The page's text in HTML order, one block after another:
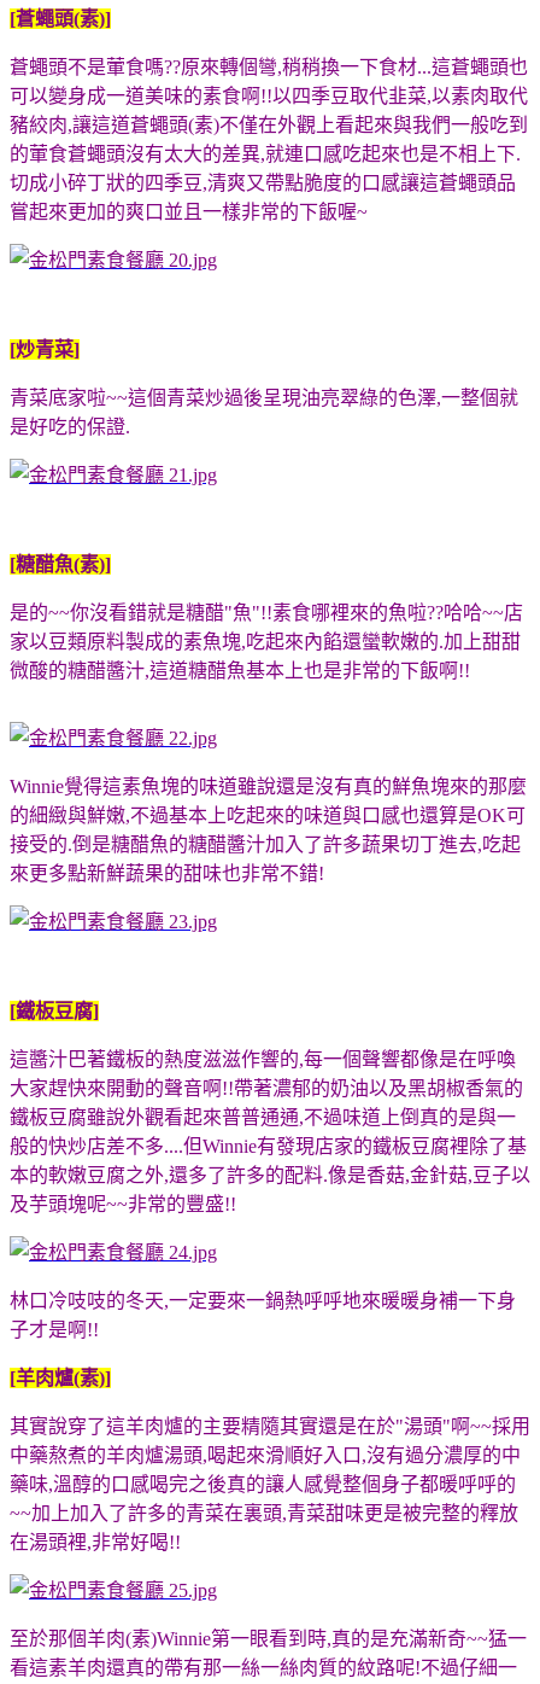
[蒼蠅頭(素)]
蒼蠅頭不是葷食嗎??原來轉個彎,稍稍換一下食材...這蒼蠅頭也
可以變身成一道美味的素食啊!!以四季豆取代韭菜,以素肉取代
豬絞肉,讓這道蒼蠅頭(素)不僅在外觀上看起來與我們一般吃到
的葷食蒼蠅頭沒有太大的差異,就連口感吃起來也是不相上下.
切成小碎丁狀的四季豆,清爽又帶點脆度的口感讓這蒼蠅頭品
嘗起來更加的爽口並且一樣非常的下飯喔~
[炒青菜]
青菜底家啦~~這個青菜炒過後呈現油亮翠綠的色澤,一整個就
是好吃的保證.
[糖醋魚(素)]
是的~~你沒看錯就是糖醋"魚"!!素食哪裡來的魚啦??哈哈~~店
家以豆類原料製成的素魚塊,吃起來內餡還蠻軟嫩的.加上甜甜
微酸的糖醋醬汁,這道糖醋魚基本上也是非常的下飯啊!!
Winnie覺得這素魚塊的味道雖說還是沒有真的鮮魚塊來的那麼
的細緻與鮮嫩,不過基本上吃起來的味道與口感也還算是OK可
接受的.倒是糖醋魚的糖醋醬汁加入了許多蔬果切丁進去,吃起
來更多點新鮮蔬果的甜味也非常不錯!
[鐵板豆腐]
這醬汁巴著鐵板的熱度滋滋作響的,每一個聲響都像是在呼喚
大家趕快來開動的聲音啊!!帶著濃郁的奶油以及黑胡椒香氣的
鐵板豆腐雖說外觀看起來普普通通,不過味道上倒真的是與一
般的快炒店差不多....但Winnie有發現店家的鐵板豆腐裡除了基
本的軟嫩豆腐之外,還多了許多的配料.像是香菇,金針菇,豆子以
及芋頭塊呢~~非常的豐盛!!
林口冷吱吱的冬天,一定要來一鍋熱呼呼地來暖暖身補一下身
子才是啊!!
[羊肉爐(素)]
其實說穿了這羊肉爐的主要精隨其實還是在於"湯頭"啊~~採用
中藥熬煮的羊肉爐湯頭,喝起來滑順好入口,沒有過分濃厚的中
藥味,溫醇的口感喝完之後真的讓人感覺整個身子都暖呼呼的
~~加上加入了許多的青菜在裏頭,青菜甜味更是被完整的釋放
在湯頭裡,非常好喝!!
至於那個羊肉(素)Winnie第一眼看到時,真的是充滿新奇~~猛一
看這素羊肉還真的帶有那一絲一絲肉質的紋路呢!不過仔細一